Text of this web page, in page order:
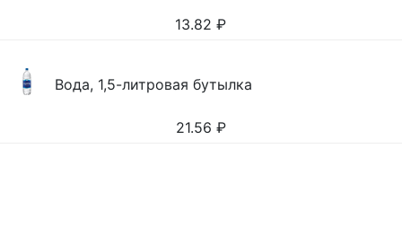
13.82 ₽
Вода, 1,5-литровая бутылка
21.56 ₽